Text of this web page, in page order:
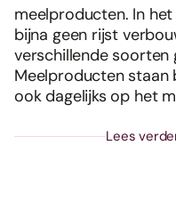
meelproducten. In
bijna geen rijst
verschillende soorten
Meelproducten staan
ook dagelijks op het
Lees